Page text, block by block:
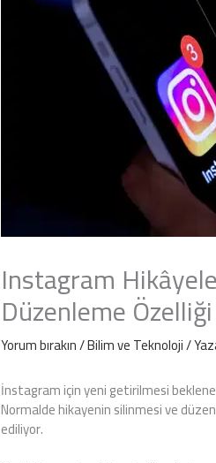
Instagram
Düzenleme
Yorum bırakın/Bilim ve Teknoloji/
İnstagram için yeni getirilmesi
Normalde hikayenin silinmesi ve
ediliyor.